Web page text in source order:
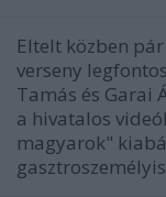
Eltelt közben
verseny
Tamás és Garai
a hivatalos
magyarok"